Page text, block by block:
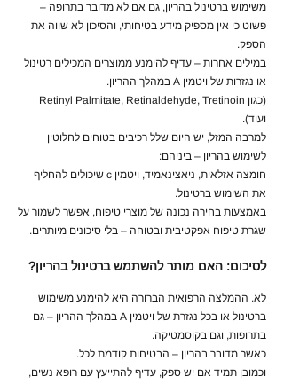
משימוש ברטינול בהריון, גם אם לא מדובר בתרופה –
פשוט כי אין מספיק מידע בטיחותי, והסיכון לא שווה את
הספק.
במילים אחרות – עדיף להימנע ממוצרים המכילים רטינול
או נגזרות של ויטמין A במהלך ההריון.
(כגון Retinyl Palmitate, Retinaldehyde, Tretinoin
ועוד).
למרבה המזל, יש היום שלל רכיבים בטוחים לחלוטין
לשימוש בהריון – ביניהם:
חומצה אזלאית, ניאצינאמיד, ויטמין c שיכולים להחליף
את השימוש ברטינול.
באמצעות בחירה נכונה של מוצרי טיפוח, אפשר לשמור על
שגרת טיפוח אפקטיבית ובטוחה – בלי סיכונים מיותרים.
לסיכום: האם מותר להשתמש ברטינול בהריון?
לא. ההמלצה הרפואית הברורה היא להימנע משימוש
ברטינול או בכל נגזרת של ויטמין A במהלך ההריון – גם
בתרופות, וגם בקוסמטיקה.
כאשר מדובר בהריון – הבטיחות קודמת לכל.
וכמובן תמיד אם יש ספק, עדיף להתייעץ עם רופא נשים,